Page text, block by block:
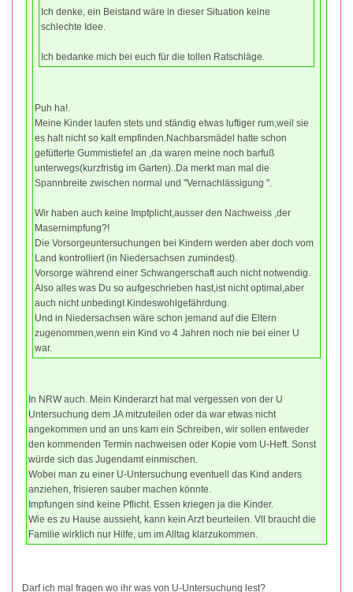
Ich denke, ein Beistand wäre in dieser Situation keine
schlechte Idee.
Ich bedanke mich bei euch für die tollen Ratschläge.
Puh ha!.
Meine Kinder laufen stets und ständig etwas luftiger rum,weil sie
es halt nicht so kalt empfinden.Nachbarsmädel hatte schon
gefütterte Gummistiefel an ,da waren meine noch barfuß
unterwegs(kurzfristig im Garten)..Da merkt man mal die
Spannbreite zwischen normal und "Vernachlässigung ".
Wir haben auch keine Impfplicht,ausser den Nachweiss ,der
Masernimpfung?!
Die Vorsorgeuntersuchungen bei Kindern werden aber doch vom
Land kontrolliert (in Niedersachsen zumindest).
Vorsorge während einer Schwangerschaft auch nicht notwendig.
Also alles was Du so aufgeschrieben hast,ist nicht optimal,aber
auch nicht unbedingt Kindeswohlgefährdung.
Und in Niedersachsen wäre schon jemand auf die Eltern
zugenommen,wenn ein Kind vo 4 Jahren noch nie bei einer U
war.
In NRW auch. Mein Kinderarzt hat mal vergessen von der U
Untersuchung dem JA mitzuteilen oder da war etwas nicht
angekommen und an uns kam ein Schreiben, wir sollen entweder
den kommenden Termin nachweisen oder Kopie vom U-Heft. Sonst
würde sich das Jugendamt einmischen.
Wobei man zu einer U-Untersuchung eventuell das Kind anders
anziehen, frisieren sauber machen könnte.
Impfungen sind keine Pflicht. Essen kriegen ja die Kinder.
Wie es zu Hause aussieht, kann kein Arzt beurteilen. Vll braucht die
Familie wirklich nur Hilfe, um im Alltag klarzukommen.
Darf ich mal fragen wo ihr was von U-Untersuchung lest?